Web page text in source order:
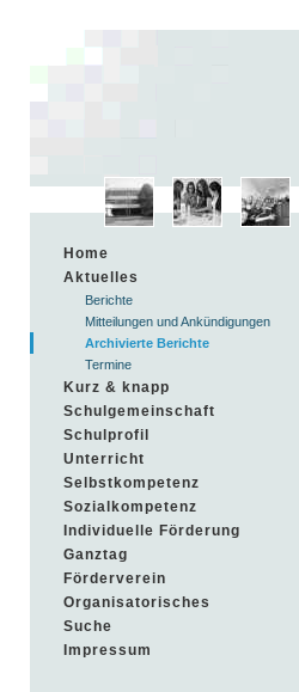
Home
Aktuelles
Berichte
Mitteilungen und Ankündigungen
Archivierte Berichte
Termine
Kurz & knapp
Schulgemeinschaft
Schulprofil
Unterricht
Selbstkompetenz
Sozialkompetenz
Individuelle Förderung
Ganztag
Förderverein
Organisatorisches
Suche
Impressum